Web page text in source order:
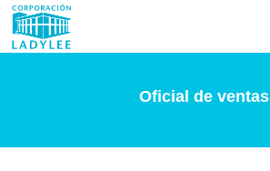
Oficial de ventas